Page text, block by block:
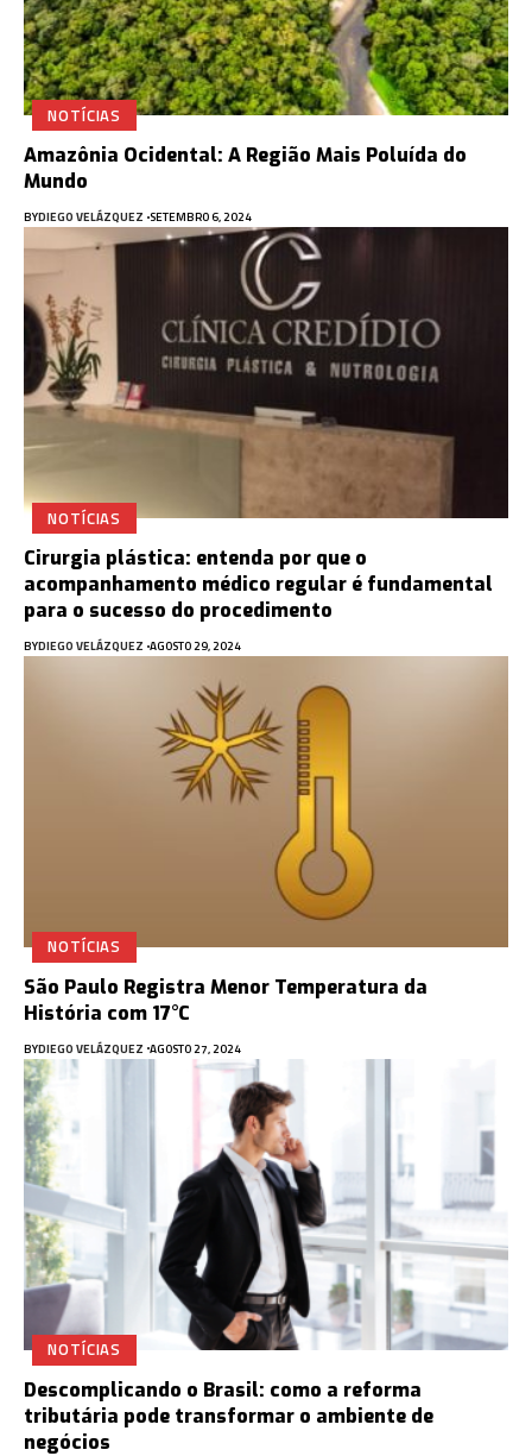
NOTÍCIAS
Amazônia Ocidental: A Região Mais Poluída do
Mundo
BYDIEGO VELÁZQUEZ SETEMBRO 6, 2024
NOTÍCIAS
Cirurgia plástica: entenda por que o
acompanhamento médico regular é fundamental
para o sucesso do procedimento
BYDIEGO VELÁZQUEZ AGOSTO 29, 2024
NOTÍCIAS
São Paulo Registra Menor Temperatura da
História com 17°C
BYDIEGO VELÁZQUEZ AGOSTO 27, 2024
NOTÍCIAS
Descomplicando o Brasil: como a reforma
tributária pode transformar o ambiente de
negócios